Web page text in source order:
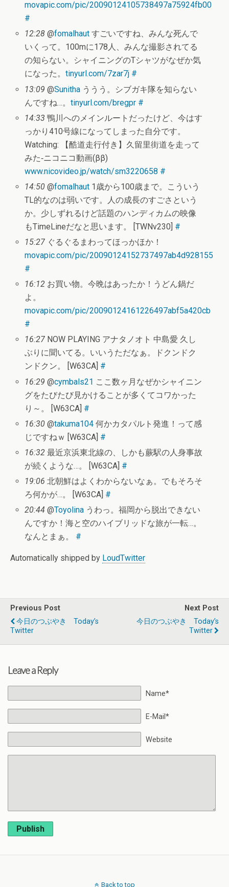
movapic.com/pic/20090124105738497a75924fb00
#
12:28 @fomalhaut すごいですね、みんな死んで
いくって。100mに178人、みんな撮影されてる
の知らない。シャイニングのTシャツがなぜか気
になった。tinyurl.com/7zar7j #
13:09 @Sunitha ううう。シブガキ隊を知らない
んですね…。tinyurl.com/bregpr #
14:33 鴨川へのメインルートだったけど、今はす
っかり410号線になってしまった自分です。
Watching: 【酷道走行付き】久留里街道を走って
みた‐ニコニコ動画(ββ)
www.nicovideo.jp/watch/sm3220658 #
14:50 @fomalhaut 1歳から100歳まで。こういう
TL的なのは弱いです。人の成長のすごさという
か。少しずれるけど話題のハンディカムの映像
もTimeLineだなと思います。 [TWNv230] #
15:27 ぐるぐるまわってほっかほか！
movapic.com/pic/20090124152737497ab4d928155
#
16:12 お買い物。今晩はあったか！うどん鍋だ
よ。
movapic.com/pic/20090124161226497abf5a420cb
#
16:27 NOW PLAYING アナタノオト 中島愛 久し
ぶりに聞いてる。いいうただなぁ。ドクンドク
ンドクン。 [W63CA] #
16:29 @cymbals21 ここ数ヶ月なぜかシャイニン
グをたびたび見かけることが多くてコワかった
り～。 [W63CA] #
16:30 @takuma104 何かカタパルト発進！って感
じですねｗ [W63CA] #
16:32 最近京浜東北線の、しかも蕨駅の人身事故
が続くような…。 [W63CA] #
19:06 北朝鮮はよくわからないなぁ。でもそろそ
ろ何かが…。 [W63CA] #
20:44 @Toyolina うわっ。福岡から脱出できない
んですか！海と空のハイブリッドな旅が一転…。
なんとまぁ。 #
Automatically shipped by LoudTwitter
Previous Post
今日のつぶやき Today’s
Twitter
Next Post
今日のつぶやき Today’s
Twitter
Leave a Reply
Name*
E-Mail*
Website
Publish
Back to top